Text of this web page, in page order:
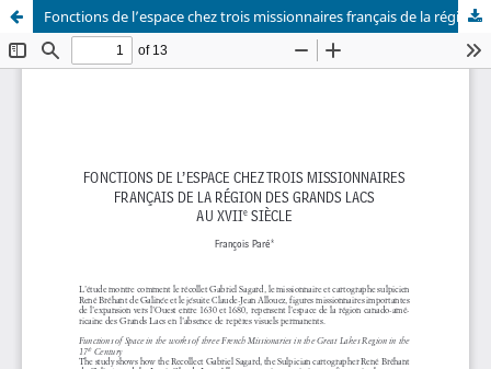
Fonctions de l’espace chez trois missionnaires français de la région des Grands Lacs au XVIIe siècle